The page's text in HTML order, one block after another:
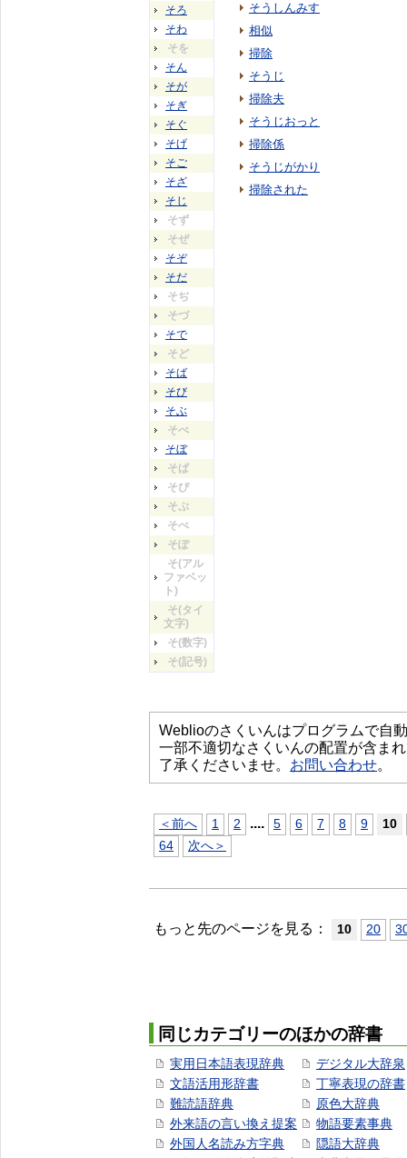
そろ
そわ
そを
そん
そが
そぎ
そぐ
そげ
そご
そざ
そじ
そず
そぜ
そぞ
そだ
そぢ
そづ
そで
そど
そば
そび
そぶ
そべ
そぼ
そぱ
そぴ
そぷ
そぺ
そぽ
そ(アル
ファベッ
ト)
そ(タイ
文字)
そ(数字)
そ(記号)
そうしんみす
相似
掃除
そうじ
掃除夫
そうじおっと
掃除係
そうじがかり
掃除された
Weblioのさくいんはプログラムで自
一部不適切なさくいんの配置が含ま
了承くださいませ。 お問い合わせ。
＜前へ 1 2 .... 5 6 7 8 9
10
64
次へ＞
もっと先のページを見る： 10 20
同じカテゴリーのほかの辞書
実用日本語表現辞典
文語活用形辞書
難読語辞典
外来語の言い換え提案
外国人名読み方字典
デジタル大辞泉
丁寧表現の辞書
原色大辞典
物語要素事典
隠語大辞典